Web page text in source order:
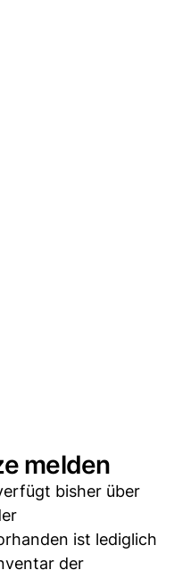
melden
bisher über
ist lediglich
der